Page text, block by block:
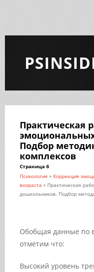
Практическая
Подбор
комплексов
Страница 6
Психология » Коррекция
возраста » Практическая
дошкольников. Подбор
Обобщая данные по
отметим что:
Высокий уровень